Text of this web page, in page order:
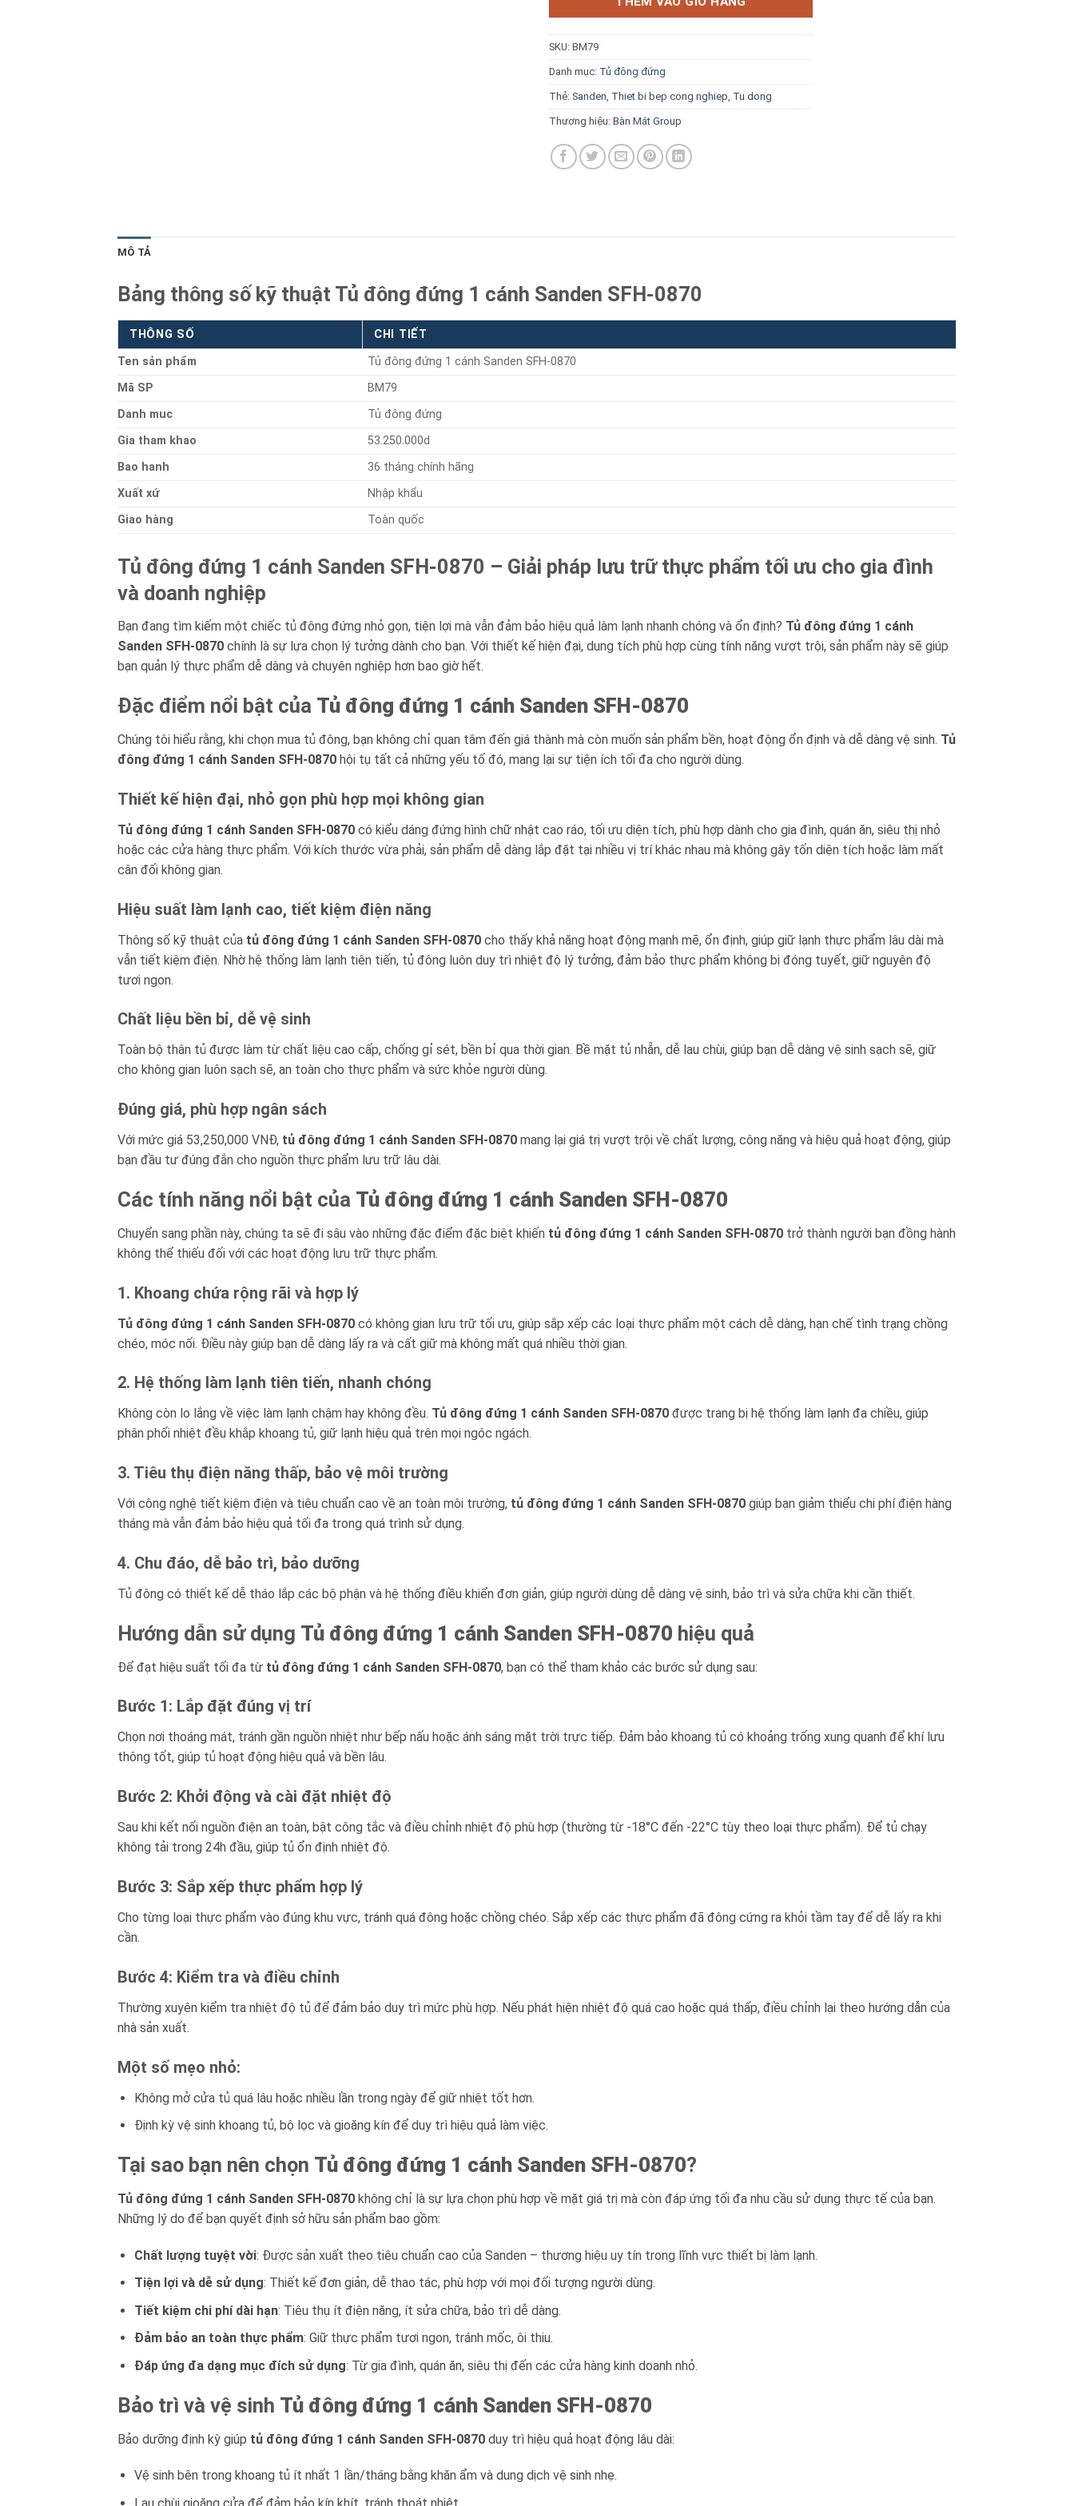
Báo giá miễn phí →
SKU: BM79
Danh mục: Tủ đông đứng
Thẻ: Sanden Thiet bi bep cong nghiep Tu dong
Thương hiệu: Bàn Mát Group
MÔ TẢ
Bảng thông số kỹ thuật Tủ đông đứng 1 cánh Sanden SFH-0870
THÔNG SỐ
CHI TIẾT
Ten sản phẩm
Tủ đông đứng 1 cánh Sanden SFH-0870
Mã SP
BM79
Danh muc
Tủ đông đứng
Gia tham khao
53.250.000d
Bao hanh
36 tháng chính hãng
Xuất xứ
Nhập khẩu
Giao hàng
Toàn quốc
Tủ đông đứng 1 cánh Sanden SFH-0870 – Giải pháp lưu trữ thực phẩm tối ưu cho gia đình
và doanh nghiệp
Bạn đang tìm kiếm một chiếc tủ đông đứng nhỏ gọn, tiện lợi mà vẫn đảm bảo hiệu quả làm lạnh nhanh chóng và ổn định? Tủ đông đứng 1 cánh
Sanden SFH-0870 chính là sự lựa chọn lý tưởng dành cho bạn. Với thiết kế hiện đại, dung tích phù hợp cùng tính năng vượt trội, sản phẩm này sẽ giúp
bạn quản lý thực phẩm dễ dàng và chuyên nghiệp hơn bao giờ hết.
Đặc điểm nổi bật của Tủ đông đứng 1 cánh Sanden SFH-0870
Chúng tôi hiểu rằng, khi chọn mua tủ đông, bạn không chỉ quan tâm đến giá thành mà còn muốn sản phẩm bền, hoạt động ổn định và dễ dàng vệ sinh. Tủ
đông đứng 1 cánh Sanden SFH-0870 hội tụ tất cả những yếu tố đó, mang lại sự tiện ích tối đa cho người dùng.
Thiết kế hiện đại, nhỏ gọn phù hợp mọi không gian
Tủ đông đứng 1 cánh Sanden SFH-0870 có kiểu dáng đứng hình chữ nhật cao ráo, tối ưu diện tích, phù hợp dành cho gia đình, quán ăn, siêu thị nhỏ
hoặc các cửa hàng thực phẩm. Với kích thước vừa phải, sản phẩm dễ dàng lắp đặt tại nhiều vị trí khác nhau mà không gây tốn diện tích hoặc làm mất
cân đối không gian.
Hiệu suất làm lạnh cao, tiết kiệm điện năng
Thông số kỹ thuật của tủ đông đứng 1 cánh Sanden SFH-0870 cho thấy khả năng hoạt động mạnh mẽ, ổn định, giúp giữ lạnh thực phẩm lâu dài mà
vẫn tiết kiệm điện. Nhờ hệ thống làm lạnh tiên tiến, tủ đông luôn duy trì nhiệt độ lý tưởng, đảm bảo thực phẩm không bị đóng tuyết, giữ nguyên độ
tươi ngon.
Chất liệu bền bỉ, dễ vệ sinh
Toàn bộ thân tủ được làm từ chất liệu cao cấp, chống gỉ sét, bền bỉ qua thời gian. Bề mặt tủ nhẵn, dễ lau chùi, giúp bạn dễ dàng vệ sinh sạch sẽ, giữ
cho không gian luôn sạch sẽ, an toàn cho thực phẩm và sức khỏe người dùng.
Đúng giá, phù hợp ngân sách
Với mức giá 53,250,000 VNĐ, tủ đông đứng 1 cánh Sanden SFH-0870 mang lại giá trị vượt trội về chất lượng, công năng và hiệu quả hoạt động, giúp
bạn đầu tư đúng đắn cho nguồn thực phẩm lưu trữ lâu dài.
Các tính năng nổi bật của Tủ đông đứng 1 cánh Sanden SFH-0870
Chuyển sang phần này, chúng ta sẽ đi sâu vào những đặc điểm đặc biệt khiến tủ đông đứng 1 cánh Sanden SFH-0870 trở thành người bạn đồng hành
không thể thiếu đối với các hoạt động lưu trữ thực phẩm.
1. Khoang chứa rộng rãi và hợp lý
Tủ đông đứng 1 cánh Sanden SFH-0870 có không gian lưu trữ tối ưu, giúp sắp xếp các loại thực phẩm một cách dễ dàng, hạn chế tình trạng chồng
chéo, móc nối. Điều này giúp bạn dễ dàng lấy ra và cất giữ mà không mất quá nhiều thời gian.
2. Hệ thống làm lạnh tiên tiến, nhanh chóng
Không còn lo lắng về việc làm lạnh chậm hay không đều. Tủ đông đứng 1 cánh Sanden SFH-0870 được trang bị hệ thống làm lạnh đa chiều, giúp
phân phối nhiệt đều khắp khoang tủ, giữ lạnh hiệu quả trên mọi ngóc ngách.
3. Tiêu thụ điện năng thấp, bảo vệ môi trường
Với công nghệ tiết kiệm điện và tiêu chuẩn cao về an toàn môi trường, tủ đông đứng 1 cánh Sanden SFH-0870 giúp bạn giảm thiểu chi phí điện hàng
tháng mà vẫn đảm bảo hiệu quả tối đa trong quá trình sử dụng.
4. Chu đáo, dễ bảo trì, bảo dưỡng
Tủ đông có thiết kế dễ tháo lắp các bộ phận và hệ thống điều khiển đơn giản, giúp người dùng dễ dàng vệ sinh, bảo trì và sửa chữa khi cần thiết.
Hướng dẫn sử dụng Tủ đông đứng 1 cánh Sanden SFH-0870 hiệu quả
Để đạt hiệu suất tối đa từ tủ đông đứng 1 cánh Sanden SFH-0870, bạn có thể tham khảo các bước sử dụng sau:
Bước 1: Lắp đặt đúng vị trí
Chọn nơi thoáng mát, tránh gần nguồn nhiệt như bếp nấu hoặc ánh sáng mặt trời trực tiếp. Đảm bảo khoang tủ có khoảng trống xung quanh để khí lưu
thông tốt, giúp tủ hoạt động hiệu quả và bền lâu.
Bước 2: Khởi động và cài đặt nhiệt độ
Sau khi kết nối nguồn điện an toàn, bật công tắc và điều chỉnh nhiệt độ phù hợp (thường từ -18°C đến -22°C tùy theo loại thực phẩm). Để tủ chạy
không tải trong 24h đầu, giúp tủ ổn định nhiệt độ.
Bước 3: Sắp xếp thực phẩm hợp lý
Cho từng loại thực phẩm vào đúng khu vực, tránh quá đông hoặc chồng chéo. Sắp xếp các thực phẩm đã đông cứng ra khỏi tầm tay để dễ lấy ra khi
cần.
Bước 4: Kiểm tra và điều chỉnh
Thường xuyên kiểm tra nhiệt độ tủ để đảm bảo duy trì mức phù hợp. Nếu phát hiện nhiệt độ quá cao hoặc quá thấp, điều chỉnh lại theo hướng dẫn của
nhà sản xuất.
Một số mẹo nhỏ:
Không mở cửa tủ quá lâu hoặc nhiều lần trong ngày để giữ nhiệt tốt hơn.
Định kỳ vệ sinh khoang tủ, bộ lọc và gioăng kín để duy trì hiệu quả làm việc.
Tại sao bạn nên chọn Tủ đông đứng 1 cánh Sanden SFH-0870?
Tủ đông đứng 1 cánh Sanden SFH-0870 không chỉ là sự lựa chọn phù hợp về mặt giá trị mà còn đáp ứng tối đa nhu cầu sử dụng thực tế của bạn.
Những lý do để bạn quyết định sở hữu sản phẩm bao gồm:
Chất lượng tuyệt vời: Được sản xuất theo tiêu chuẩn cao của Sanden – thương hiệu uy tín trong lĩnh vực thiết bị làm lạnh.
Tiện lợi và dễ sử dụng: Thiết kế đơn giản, dễ thao tác, phù hợp với mọi đối tượng người dùng.
Tiết kiệm chi phí dài hạn: Tiêu thụ ít điện năng, ít sửa chữa, bảo trì dễ dàng.
Đảm bảo an toàn thực phẩm: Giữ thực phẩm tươi ngon, tránh mốc, ôi thiu.
Đáp ứng đa dạng mục đích sử dụng: Từ gia đình, quán ăn, siêu thị đến các cửa hàng kinh doanh nhỏ.
Bảo trì và vệ sinh Tủ đông đứng 1 cánh Sanden SFH-0870
Bảo dưỡng định kỳ giúp tủ đông đứng 1 cánh Sanden SFH-0870 duy trì hiệu quả hoạt động lâu dài:
Vệ sinh bên trong khoang tủ ít nhất 1 lần/tháng bằng khăn ẩm và dung dịch vệ sinh nhẹ.